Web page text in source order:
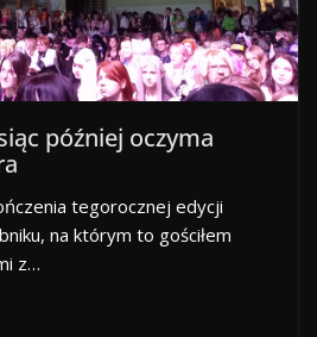
później oczyma
tegorocznej edycji
na którym to gościłem
z…